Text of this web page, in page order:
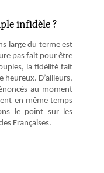
infidèle ?
large du terme est
pas fait pour être
la fidélité fait
heureux. D’ailleurs,
au moment
en même temps
le point sur les
Françaises.